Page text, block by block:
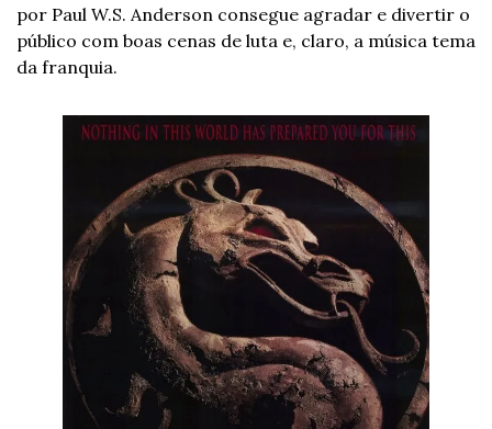
por Paul W.S. Anderson consegue agradar e divertir o
público com boas cenas de luta e, claro, a música tema
da franquia.